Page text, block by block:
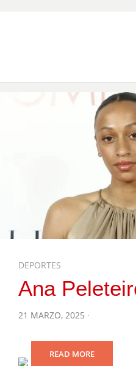
DEPORTES
Ana
POSTED
21 MARZO, 2025
READ MORE